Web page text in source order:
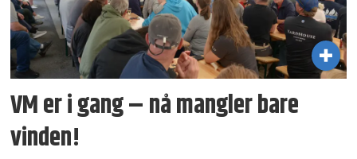
VM er i gang – nå mangler bare
vinden!